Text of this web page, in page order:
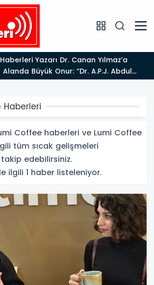
Büyük Onur: “Dr. A.P.J. Abdul
İlham Ödülü 2026”
Coffee haberleri ve Lumi Coffee
tüm sıcak gelişmeleri
edebilirsiniz.
ilgili 1 haber listeleniyor.